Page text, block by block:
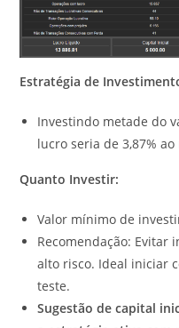
Estratégia de
Investindo metade do
lucro seria de 3,87% ao
Quanto Investir:
Valor mínimo de
Recomendação: Evitar
alto risco. Ideal iniciar
teste.
Sugestão de capital